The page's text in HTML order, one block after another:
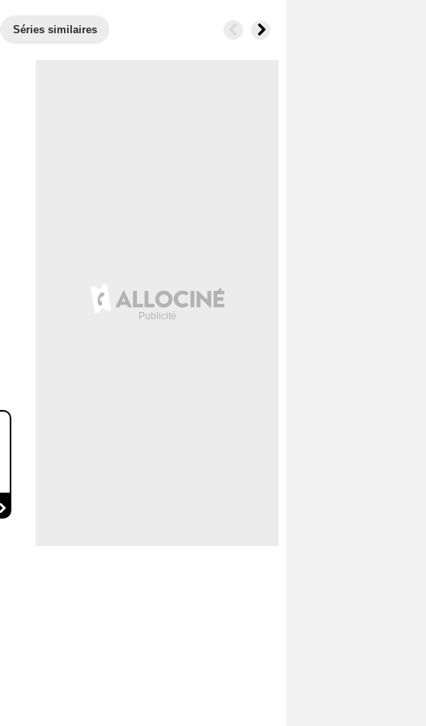
Séries similaires